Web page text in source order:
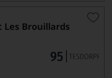
Les Brouillards